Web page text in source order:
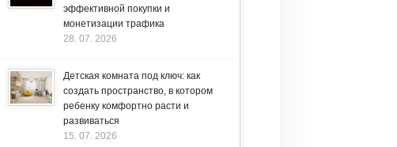
эффективной покупки и
монетизации трафика
28. 07. 2026
Детская комната под ключ: как
создать пространство, в котором
ребенку комфортно расти и
развиваться
15. 07. 2026